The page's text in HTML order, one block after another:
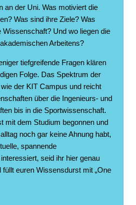
an der Uni. Was motiviert die
Was sind ihre Ziele? Was
Wissenschaft? Und wo liegen die
Arbeitens?
tiefgreifende Fragen klären
Folge. Das Spektrum der
der KIT Campus und reicht
über die Ingenieurs- und
bis in die Sportwissenschaft.
mit dem Studium begonnen und
noch gar keine Ahnung habt,
spannende
seid ihr hier genau
füllt euren Wissensdurst mit „One